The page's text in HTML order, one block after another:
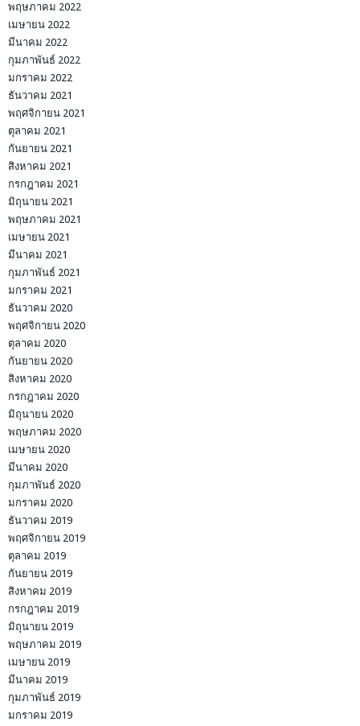
พฤษภาคม 2022
เมษายน 2022
มีนาคม 2022
กุมภาพันธ์ 2022
มกราคม 2022
ธันวาคม 2021
พฤศจิกายน 2021
ตุลาคม 2021
กันยายน 2021
สิงหาคม 2021
กรกฎาคม 2021
มิถุนายน 2021
พฤษภาคม 2021
เมษายน 2021
มีนาคม 2021
กุมภาพันธ์ 2021
มกราคม 2021
ธันวาคม 2020
พฤศจิกายน 2020
ตุลาคม 2020
กันยายน 2020
สิงหาคม 2020
กรกฎาคม 2020
มิถุนายน 2020
พฤษภาคม 2020
เมษายน 2020
มีนาคม 2020
กุมภาพันธ์ 2020
มกราคม 2020
ธันวาคม 2019
พฤศจิกายน 2019
ตุลาคม 2019
กันยายน 2019
สิงหาคม 2019
กรกฎาคม 2019
มิถุนายน 2019
พฤษภาคม 2019
เมษายน 2019
มีนาคม 2019
กุมภาพันธ์ 2019
มกราคม 2019